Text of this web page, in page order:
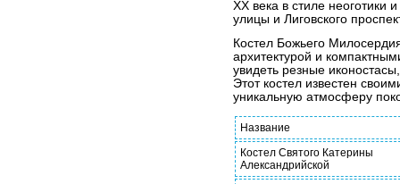
XX века в стиле неоготики
улицы и Лиговского
Костел Божьего
архитектурой и
увидеть резные
Этот костел известен
уникальную атмосферу
Название
Костел Святого Катерины
Александрийской